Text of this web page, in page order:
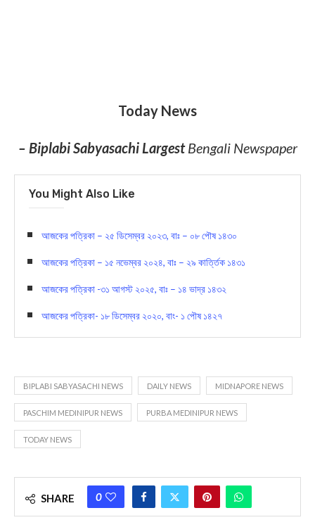
Today News
– Biplabi Sabyasachi LargestBengali Newspaper
You Might Also Like
আজকের পত্রিকা – ২৫ ডিসেম্বর ২০২৩, বাঃ – ০৮ পৌষ ১৪৩০
আজকের পত্রিকা – ১৫ নভেম্বর ২০২৪, বাঃ – ২৯ কার্ত্তিক ১৪৩১
আজকের পত্রিকা -৩১ আগস্ট ২০২৫, বাঃ – ১৪ ভাদ্র ১৪৩২
আজকের পত্রিকা- ১৮ ডিসেম্বর ২০২০, বাং- ১ পৌষ ১৪২৭
BIPLABI SABYASACHI NEWS DAILY NEWS MIDNAPORE NEWS
PASCHIM MEDINIPUR NEWS PURBA MEDINIPUR NEWS
TODAY NEWS
SHARE 0